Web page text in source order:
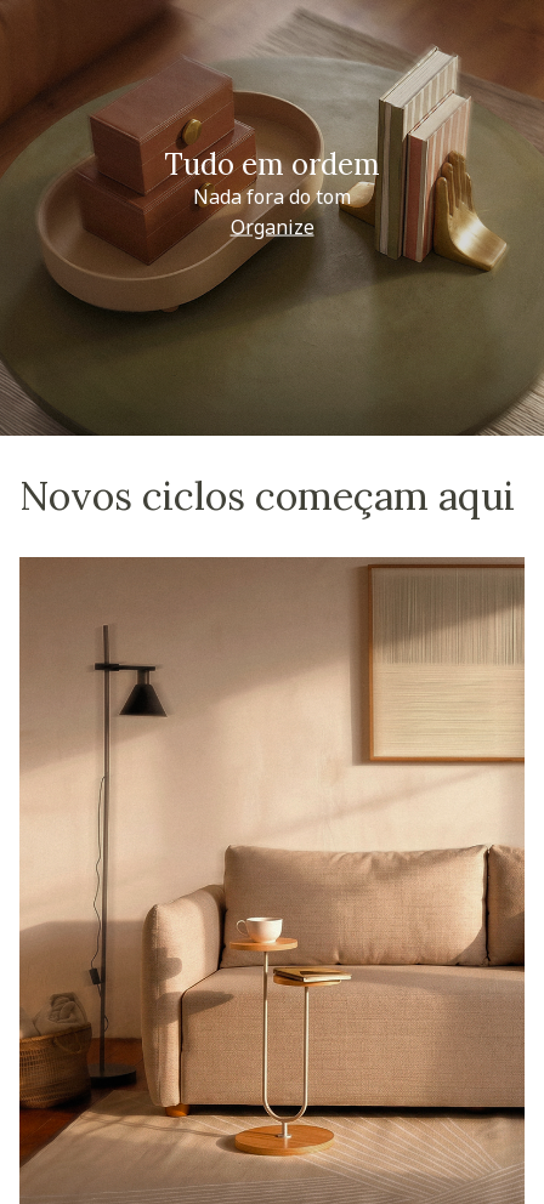
Tudo em ordem
Nada fora do tom
Organize
Novos ciclos começam aqui